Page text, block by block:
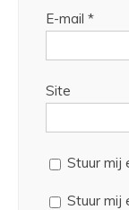
E-mail *
Site
Stuur mij
Stuur mij